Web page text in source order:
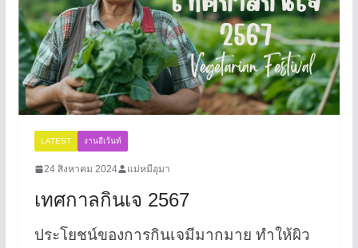
LATEST งานอีเว้นท์
24 สิงหาคม 2024 แม่หมีอุมา
เทศกาลกินเจ 2567
ประโยชน์ของการกินเจมีมากมาย ทำให้ผิว